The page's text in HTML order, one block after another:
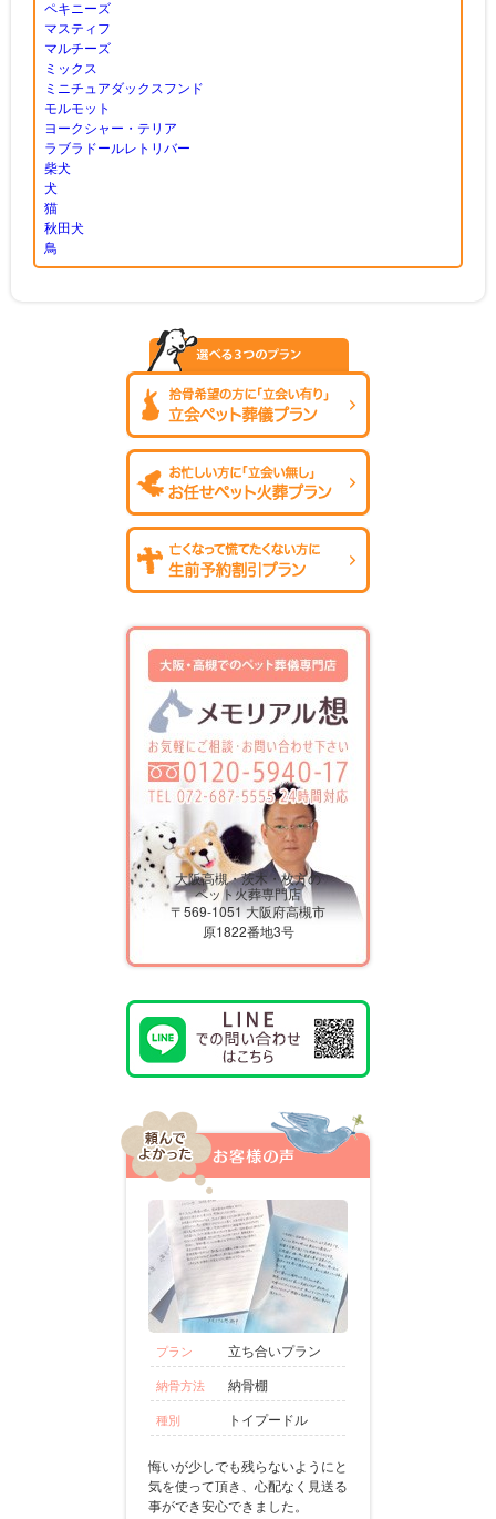
ペキニーズ
マスティフ
マルチーズ
ミックス
ミニチュアダックスフンド
モルモット
ヨークシャー・テリア
ラブラドールレトリバー
柴犬
犬
猫
秋田犬
鳥
大阪高槻・茨木・枚方の
ペット火葬専門店
〒569-1051 大阪府高槻市
原1822番地3号
プラン 立ち合いプラン
納骨方法 納骨棚
種別 トイプードル
悔いが少しでも残らないようにと
気を使って頂き、心配なく見送る
事ができ安心できました。